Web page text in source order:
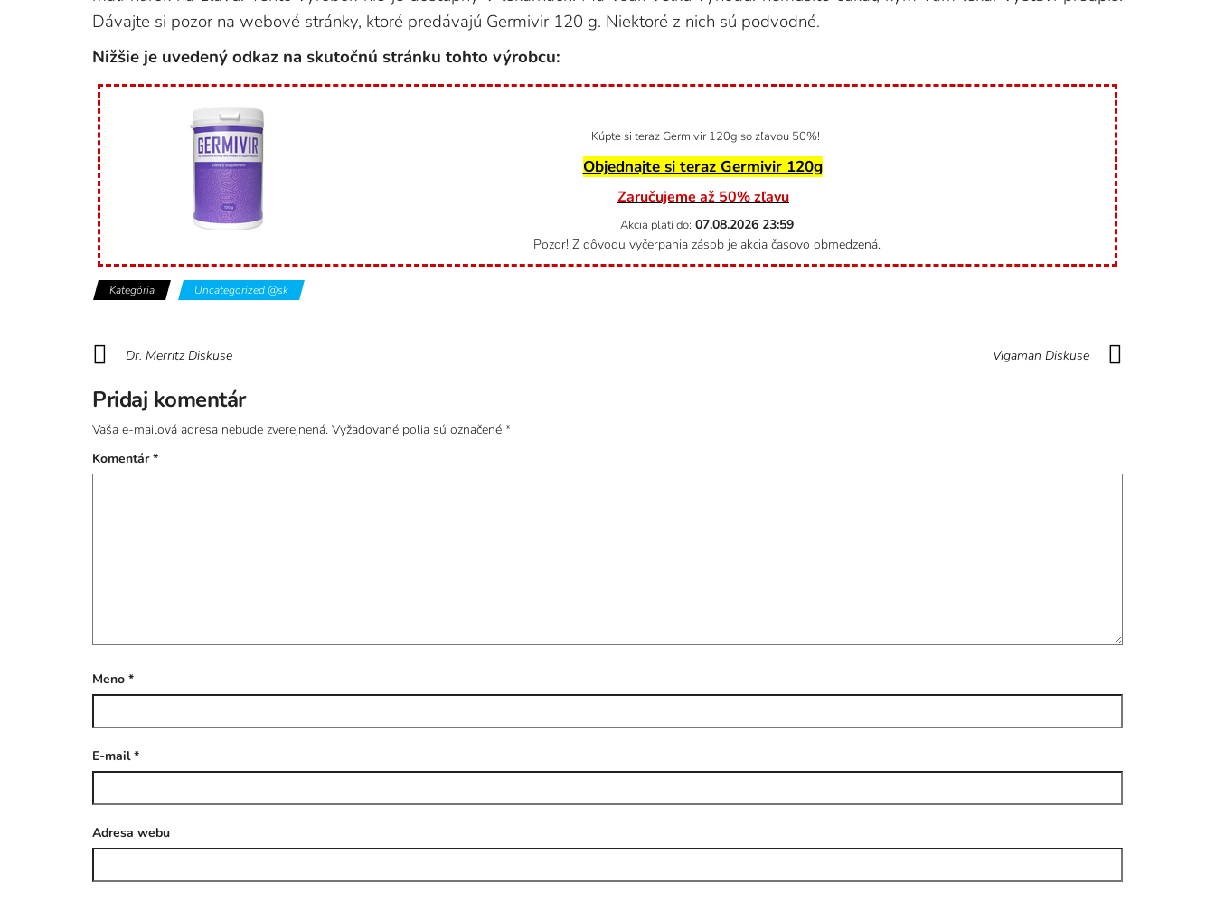
Dávajte si pozor na webové stránky, ktoré predávajú Germivir 120 g. Niektoré z nich sú podvodné.
Nižšie je uvedený odkaz na skutočnú stránku tohto výrobcu:
Kúpte si teraz Germivir 120g so zľavou 50%!
Objednajte si teraz Germivir 120g
Zaručujeme až 50% zľavu
Akcia platí do: 07.08.2026 23:59
Pozor! Z dôvodu vyčerpania zásob je akcia časovo obmedzená.
Kategória Uncategorized @sk
Dr. Merritz Diskuse Vigaman Diskuse
Pridaj komentár
Vaša e-mailová adresa nebude zverejnená. Vyžadované polia sú označené *
Komentár*
Meno *
E-mail*
Adresa webu